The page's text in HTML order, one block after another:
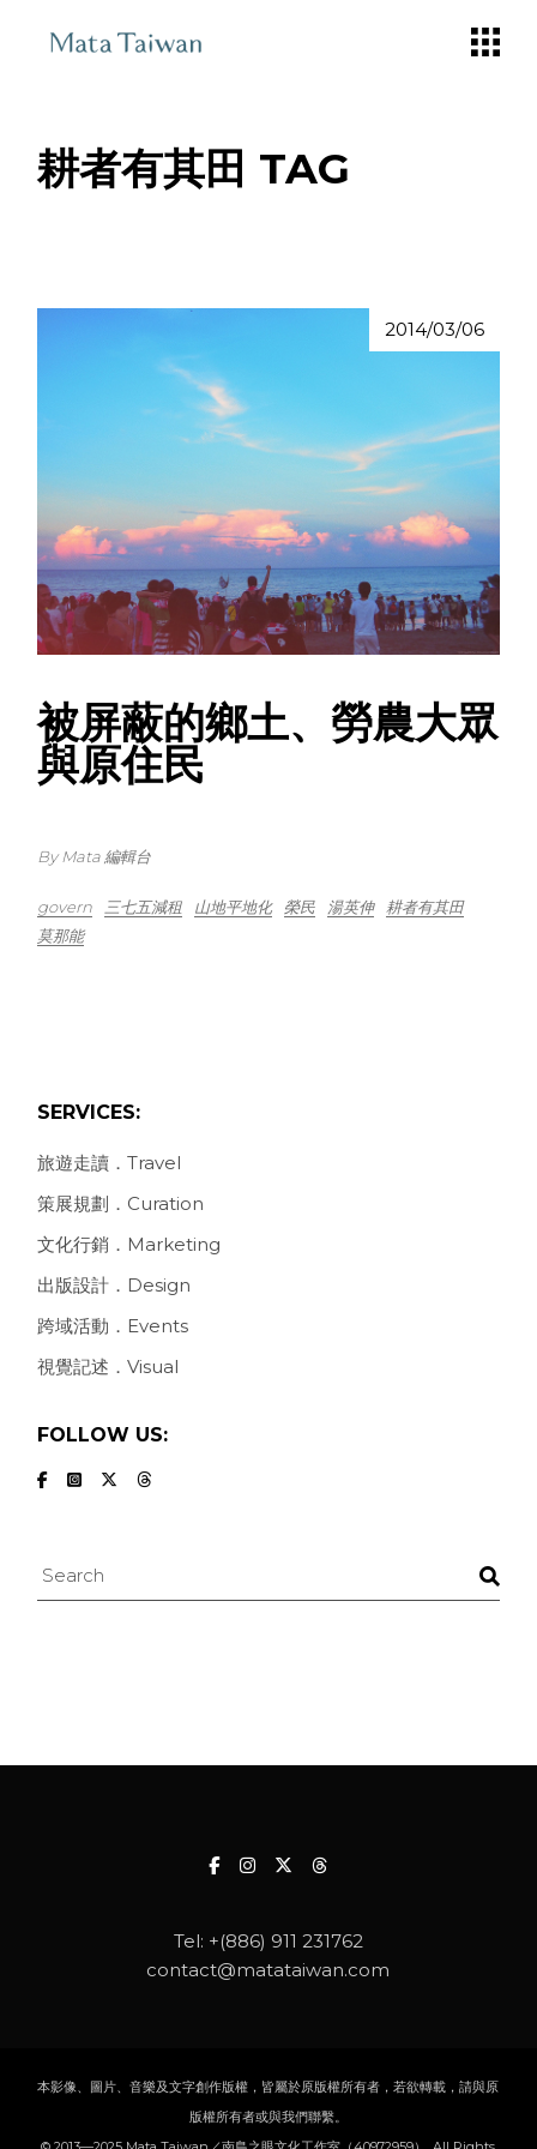
耕者有其田 TAG
2014/03/06
被屏蔽的鄉土、勞農大眾
與原住民
By Mata 編輯台
govern 三七五減租 山地平地化 榮民 湯英伸
耕者有其田
莫那能
SERVICES:
旅遊走讀．Travel
策展規劃．Curation
文化行銷．Marketing
出版設計．Design
跨域活動．Events
視覺記述．Visual
FOLLOW US:
Search
Tel: +(886) 911 231762
contact@matataiwan.com
本影像、圖片、音樂及文字創作版權，皆屬於原版權所有者，若欲轉載，請與原
版權所有者或與我們聯繫。